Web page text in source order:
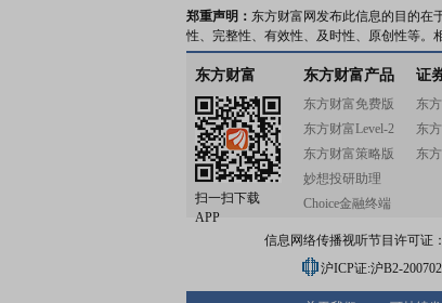
郑重声明： 东方财富网发布此信息的目的在
性、完整性、有效性、及时性、原创性等。
东方财富
扫一扫下载
APP
东方财富产品
东方财富免费版
东方财富Level-2
东方财富策略版
妙想投研助理
Choice金融终端
证
东
东
东
信息网络传播视听节目许可证
沪ICP证:沪B2-